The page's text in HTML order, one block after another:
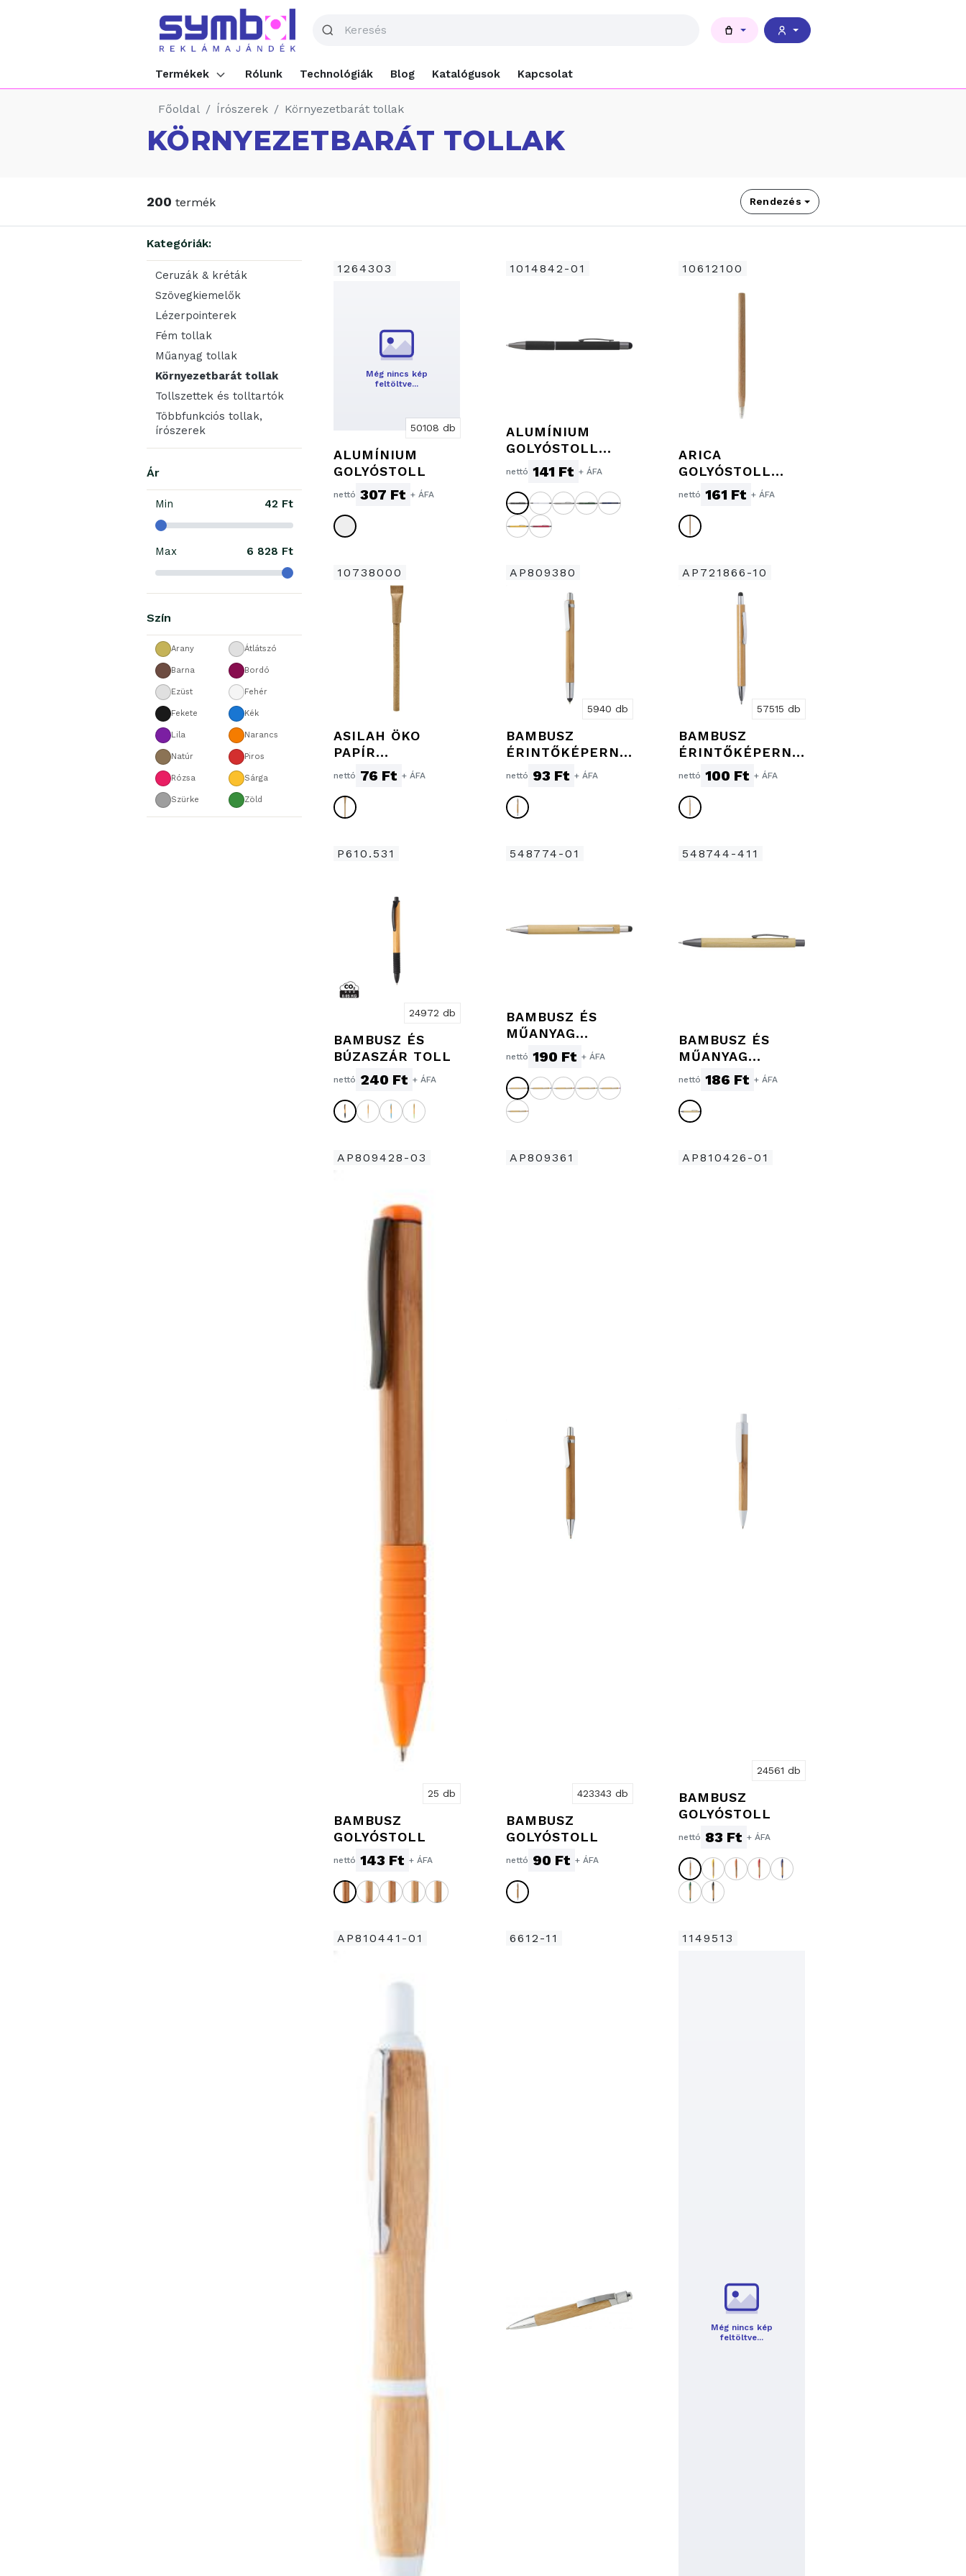
Termékek Rólunk Technológiák Blog Katalógusok Kapcsolat
Főoldal Írószerek Környezetbarát tollak
KÖRNYEZETBARÁT TOLLAK
200 termék Rendezés
Kategóriák:
Ceruzák & kréták
Szövegkiemelők
Lézerpointerek
Fém tollak
Műanyag tollak
Környezetbarát tollak
Tollszettek és tolltartók
Többfunkciós tollak,
írószerek
Ár
Min 42 Ft
Max 6 828 Ft
Szín
Arany Átlátszó
Barna Bordó
Ezüst Fehér
Fekete Kék
Lila Narancs
Natúr Piros
Rózsa Sárga
Szürke Zöld
1264303
Még nincs kép
feltöltve…
50108 db
ALUMÍNIUM
GOLYÓSTOLL
nettó 307 Ft + ÁFA
1014842-01
ALUMÍNIUM
GOLYÓSTOLL
ÉRINTŐVEL,
FEKETE
nettó 141 Ft + ÁFA
10612100
ARICA
GOLYÓSTOLL
FEKETE
TOLLBETÉTTEL,
NATÚR
nettó 161 Ft + ÁFA
10738000
ASILAH ÖKO
PAPÍR
GOLYÓSTOLL,
NATÚR
nettó 76 Ft + ÁFA
AP809380
5940 db
BAMBUSZ
ÉRINTŐKÉPERNY
ŐS GOLYÓSTOLL
nettó 93 Ft + ÁFA
AP721866-10
57515 db
BAMBUSZ
ÉRINTŐKÉPERNY
ŐS GOLYÓSTOLL
nettó 100 Ft + ÁFA
P610.531
24972 db
BAMBUSZ ÉS
BÚZASZÁR TOLL
nettó 240 Ft + ÁFA
548774-01
BAMBUSZ ÉS
MŰANYAG
ÉRINTŐS
GOLYÓSTOLL,
FEKETE
nettó 190 Ft + ÁFA
548744-411
BAMBUSZ ÉS
MŰANYAG
GOLYÓSTOLL,
SÖTÉTSZÜRKE
nettó 186 Ft + ÁFA
AP809428-03
25 db
BAMBUSZ
GOLYÓSTOLL
nettó 143 Ft + ÁFA
AP809361
423343 db
BAMBUSZ
GOLYÓSTOLL
nettó 90 Ft + ÁFA
AP810426-01
24561 db
BAMBUSZ
GOLYÓSTOLL
nettó 83 Ft + ÁFA
AP810441-01 6612-11 1149513
Még nincs kép
feltöltve…